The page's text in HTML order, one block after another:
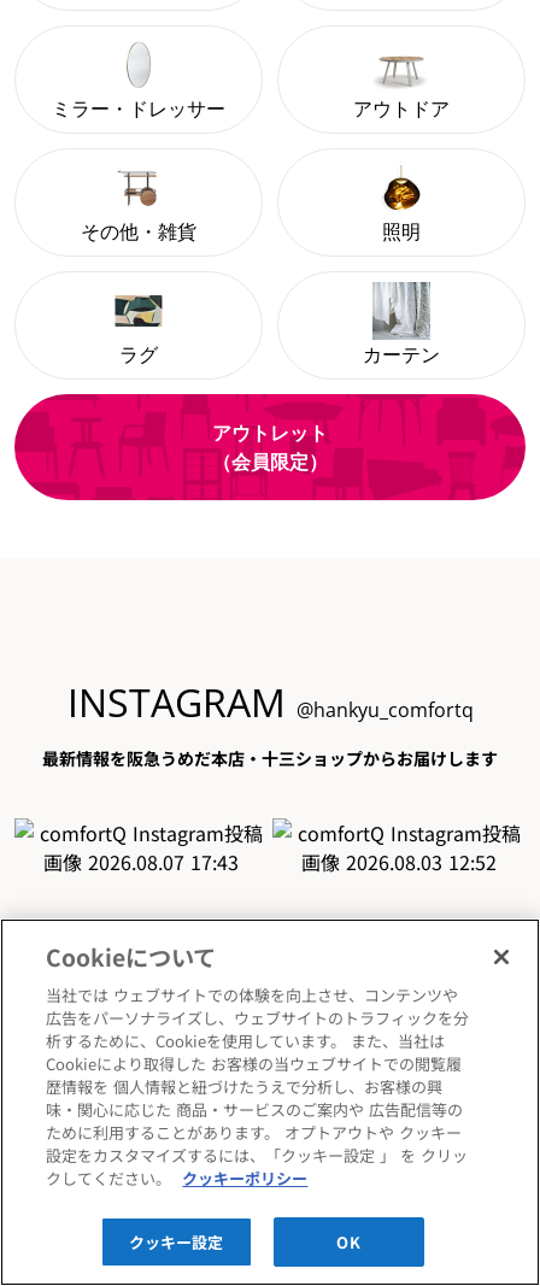
ミラー・ドレッサー アウトドア
その他・雑貨 照明
ラグ カーテン
アウトレット
（会員限定）
INSTAGRAM @hankyu_comfortq
最新情報を阪急うめだ本店・十三ショップからお届けします
Cookieについて
当社では ウェブサイトでの体験を向上させ、コンテンツや
広告をパーソナライズし、ウェブサイトのトラフィックを分
析するために、Cookieを使用しています。 また、当社は
Cookieにより取得した お客様の当ウェブサイトでの閲覧履
歴情報を 個人情報と紐づけたうえで分析し、お客様の興
味・関心に応じた 商品・サービスのご案内や 広告配信等の
ために利用することがあります。 オプトアウトや クッキー
設定をカスタマイズするには、「クッキー設定 」 を クリッ
クしてください。
クッキーポリシー
クッキー設定 OK